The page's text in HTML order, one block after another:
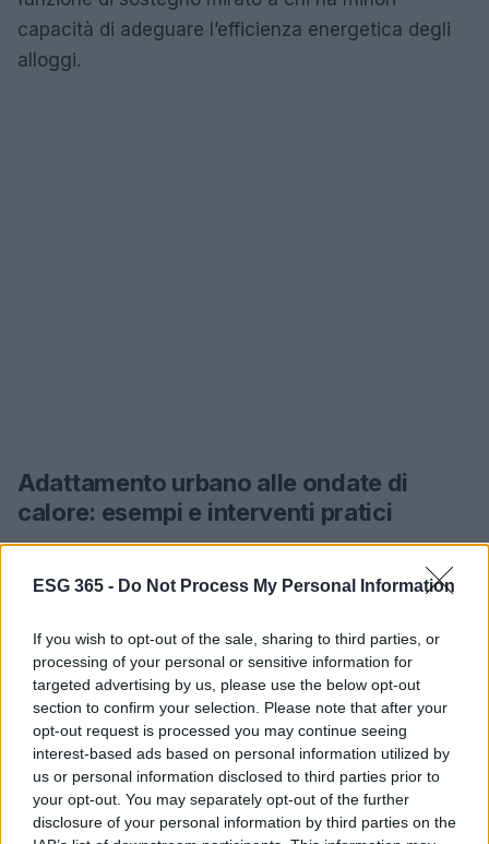
ESG 365 - Do Not Process My Personal Information
If you wish to opt-out of the sale, sharing to third parties, or
processing of your personal or sensitive information for
targeted advertising by us, please use the below opt-out
section to confirm your selection. Please note that after your
opt-out request is processed you may continue seeing
interest-based ads based on personal information utilized by
us or personal information disclosed to third parties prior to
your opt-out. You may separately opt-out of the further
disclosure of your personal information by third parties on the
capacità di adeguare l’efficienza energetica degli
alloggi.
Adattamento urbano alle ondate di
calore: esempi e interventi pratici
aumento della copertura arborea, riduzione del
di spazi pubblici climatizzati o a bassa temperatura
operativa. Progetti già sperimentati in alcune città
includono reti dirifugi climatici—punti pubblici
dove la temperatura è mantenuta intorno ai 26
gradi—e l’adeguamento di strutture sensibili come
ospedali escuolecon impianti di raffrescamento
alimentati in modo sostenibile.